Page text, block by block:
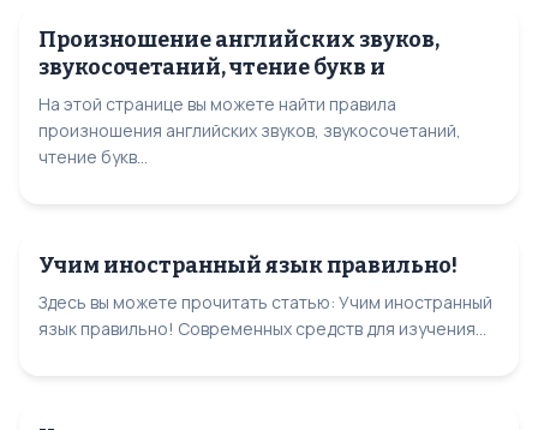
Произношение английских звуков,
звукосочетаний, чтение букв и
На этой странице вы можете найти правила
произношения английских звуков, звукосочетаний,
чтение букв...
Учим иностранный язык правильно!
Здесь вы можете прочитать статью: Учим иностранный
язык правильно! Современных средств для изучения...